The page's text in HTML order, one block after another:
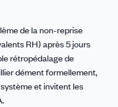
de la non-reprise
RH) après 5 jours
rétropédalage de
dément formellement,
système et invitent les